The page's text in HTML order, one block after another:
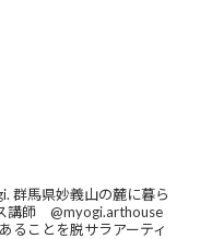
群馬県妙義山の麓に暮ら
講師 @myogi.arthouse
ることを脱サラアーティ